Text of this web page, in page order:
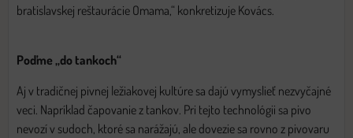
bratislavskej reštaurácie Omama,“ konkretizuje Kovács.
Poďme „do tankoch“
Aj v tradičnej pivnej ležiakovej kultúre sa dajú vymyslieť nezvyčajné
veci. Napríklad čapovanie z tankov. Pri tejto technológii sa pivo
nevozí v sudoch, ktoré sa narážajú, ale dovezie sa rovno z pivovaru